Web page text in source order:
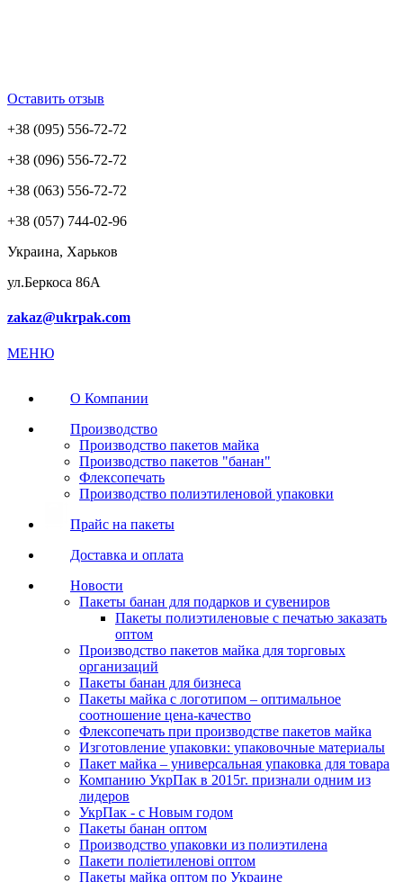
Оставить отзыв
+38 (095) 556-72-72
+38 (096) 556-72-72
+38 (063) 556-72-72
+38 (057) 744-02-96
Украина, Харьков
ул.Беркоса 86А
zakaz@ukrpak.com
МЕНЮ
О Компании
Производство
Производство пакетов майка
Производство пакетов "банан"
Флексопечать
Производство полиэтиленовой упаковки
Прайс на пакеты
Доставка и оплата
Новости
Пакеты банан для подарков и сувениров
Пакеты полиэтиленовые с печатью заказать
оптом
Производство пакетов майка для торговых
организаций
Пакеты банан для бизнеса
Пакеты майка с логотипом – оптимальное
соотношение цена-качество
Флексопечать при производстве пакетов майка
Изготовление упаковки: упаковочные материалы
Пакет майка – универсальная упаковка для товара
Компанию УкрПак в 2015г. признали одним из
лидеров
УкрПак - с Новым годом
Пакеты банан оптом
Производство упаковки из полиэтилена
Пакети поліетиленові оптом
Пакеты майка оптом по Украине